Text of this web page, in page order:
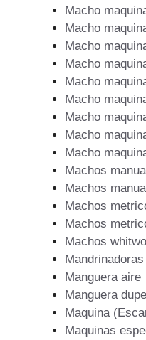
Macho
Macho
Macho
Macho
Macho
Macho
Macho
Macho
Macho
Machos
Machos
Machos
Machos
Machos
Manguera aire
Manguera
Maquina
Maquinas